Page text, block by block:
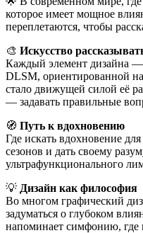
которое имеет мощное
переплетаются, чтобы
🎨 Искусство
Каждый элемент дизайна —
DLSM, ориентированной
стало движущей силой её
— задавать правильные
🧭 Путь к вдохновению
Где искать вдохновение
сезонов и дать своему
ультрафункционального
💡 Дизайн как философия
Во многом графический
задуматься о глубоком
напоминает симфонию, где